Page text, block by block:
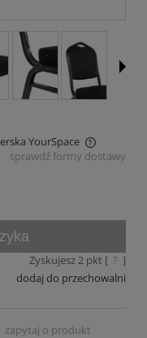
YourSpace
płatności
sprawdź formy dostawy
Zyskujesz2pkt [ ? ]
dodaj do przechowalni
zapytaj o produkt